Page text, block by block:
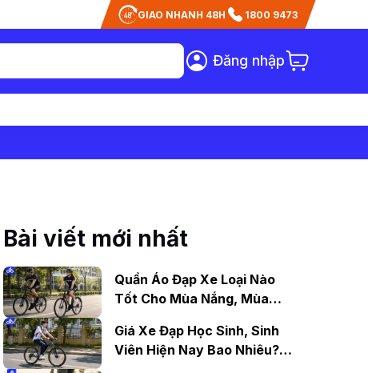
GIAO NHANH 48H 1800 9473
Đăng nhập
Bài viết mới nhất
Quần Áo Đạp Xe Loại Nào
Tốt Cho Mùa Nắng, Mùa
Giá Xe Đạp Học Sinh, Sinh
Viên Hiện Nay Bao Nhiêu?